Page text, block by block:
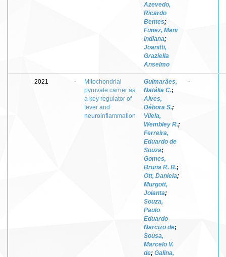
Azevedo,
Ricardo
Bentes;
Funez, Mani
Indiana;
Joanitti,
Graziella
Anselmo
2021 -
Mitochondrial
pyruvate carrier as
a key regulator of
fever and
neuroinflammation
Guimarães,
Natália C.;
Alves,
Débora S.;
Vilela,
Wembley R.;
Ferreira,
Eduardo de
Souza;
Gomes,
Bruna R. B.;
Ott, Daniela;
Murgott,
Jolanta;
Souza,
Paulo
Eduardo
Narcizo de;
Sousa,
Marcelo V.
de; Galina,
-